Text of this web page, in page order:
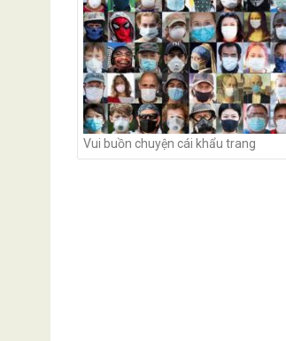
Vui buồn chuyện cái khẩu trang